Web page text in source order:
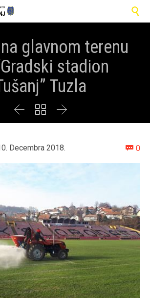

glavnom terenu
stadion
Tuzla
  
Decembra 2018.  0